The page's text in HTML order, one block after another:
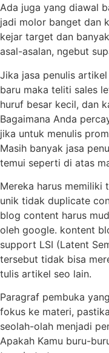
Ada juga yang diawal
jadi molor banget dan
kejar target dan
asal-asalan, ngebut
Jika jasa penulis
baru maka teliti sales
huruf besar kecil, dan
Bagaimana Anda
jika untuk menulis
Masih banyak jasa
temui seperti di atas
Mereka harus
unik tidak duplicate
blog content harus
oleh google. kontent
support LSI (Latent
tersebut tidak bisa
tulis artikel seo lain.
Paragraf pembuka
fokus ke materi,
seolah-olah menjadi
Apakah Kamu buru-